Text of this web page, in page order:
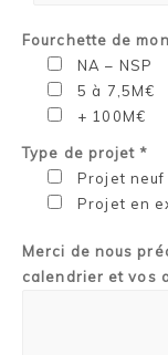
Fourchette de
NA – NSP
5 à 7,5M€
+ 100M€
Type de projet *
Projet neuf
Projet en
Merci de nous
calendrier et vos